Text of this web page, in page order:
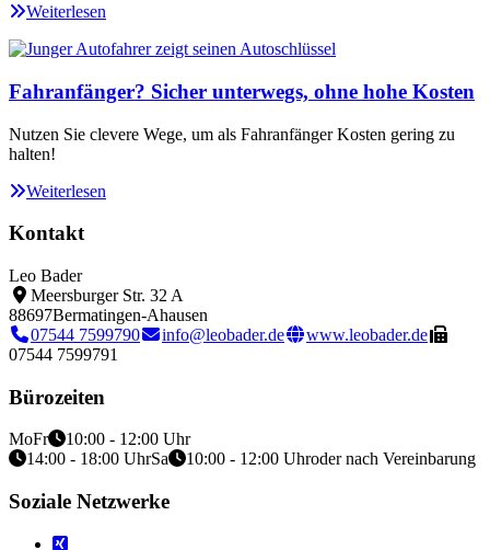
Weiterlesen
Fahranfänger? Sicher unterwegs, ohne hohe Kosten
Nutzen Sie clevere Wege, um als Fahranfänger Kosten gering zu
halten!
Weiterlesen
Kontakt
Leo Bader
Meersburger Str. 32 A
88697Bermatingen-Ahausen
07544 7599790
info@leobader.de
www.leobader.de
07544 7599791
Bürozeiten
MoFr
10:00 - 12:00 Uhr
14:00 - 18:00 UhrSa 10:00 - 12:00 Uhroder nach Vereinbarung
Soziale Netzwerke